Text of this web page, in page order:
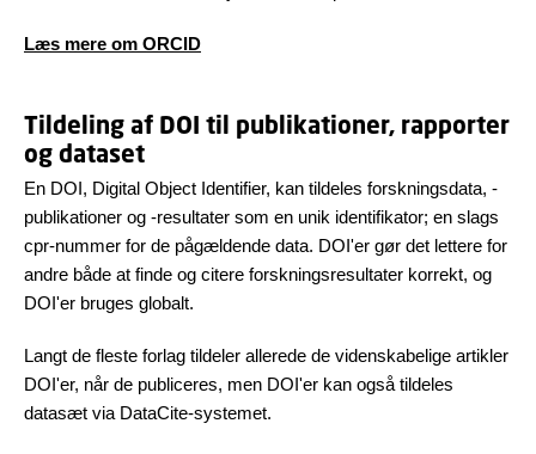
Læs mere om ORCID
Tildeling af DOI til publikationer, rapporter
og dataset
En DOI, Digital Object Identifier, kan tildeles forskningsdata, -
publikationer og -resultater som en unik identifikator; en slags
cpr-nummer for de pågældende data. DOI'er gør det lettere for
andre både at finde og citere forskningsresultater korrekt, og
DOI'er bruges globalt.
Langt de fleste forlag tildeler allerede de videnskabelige artikler
DOI'er, når de publiceres, men DOI'er kan også tildeles
datasæt via DataCite-systemet.